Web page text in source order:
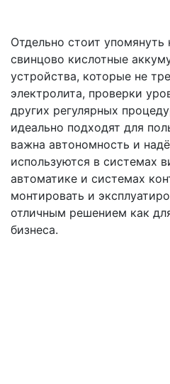
Отдельно стоит
свинцово кислотные
устройства, которые не
электролита, проверки
других регулярных
идеально подходят для
важна автономность и
используются в системах
автоматике и системах
монтировать и
отличным решением как
бизнеса.